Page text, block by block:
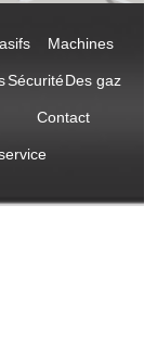
Machines
SécuritéDes gaz
Contact